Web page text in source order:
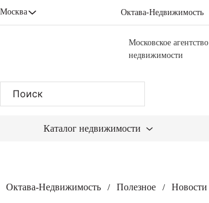
Москва Октава-Недвижимость
Московское агентство
недвижимости
Каталог недвижимости
Октава-Недвижимость / Полезное / Новости